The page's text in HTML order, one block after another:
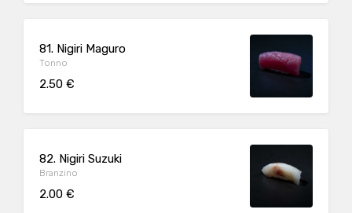
81. Nigiri Maguro
Tonno
2.50 €
82. Nigiri Suzuki
Branzino
2.00 €